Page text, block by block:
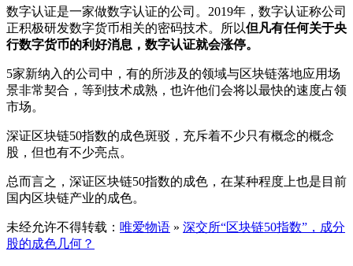
数字认证是一家做数字认证的公司。2019年，数字认证称公司
正积极研发数字货币相关的密码技术。所以但凡有任何关于央
行数字货币的利好消息，数字认证就会涨停。
5家新纳入的公司中，有的所涉及的领域与区块链落地应用场
景非常契合，等到技术成熟，也许他们会将以最快的速度占领
市场。
深证区块链50指数的成色斑驳，充斥着不少只有概念的概念
股，但也有不少亮点。
总而言之，深证区块链50指数的成色，在某种程度上也是目前
国内区块链产业的成色。
未经允许不得转载： 唯爱物语 » 深交所“区块链50指数”，成分
股的成色几何？